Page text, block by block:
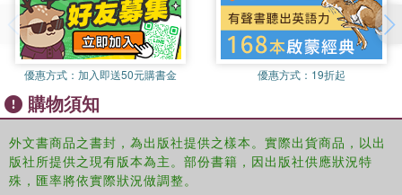
of prudence and morality based on neuroscience and lived
human experience. The result demonstrates how this
theory coheres with and explains
the behavioral
neuroscience, showing how each brain region and
capacity interact to give rise to prudential and moral
behavior.
Neurofunctional Prudence and Morality: A Philosophical
Theorywill be of interest to philosophers and
psychologists working in moral psychology, neuroethics,
優惠方式： 加入即送50元購書金 優惠方式： 19折起
購物須知
外文書商品之書封，為出版社提供之樣本。實際出貨商品，以出
版社所提供之現有版本為主。部份書籍，因出版社供應狀況特
殊，匯率將依實際狀況做調整。